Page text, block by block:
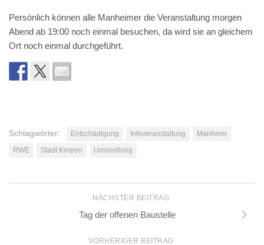
Persönlich können alle Manheimer die Veranstaltung morgen
Abend ab 19:00 noch einmal besuchen, da wird sie an gleichem
Ort noch einmal durchgeführt.
Schlagwörter: Entschädigung Infoveranstaltung
Manheim
RWE
Stadt Kerpen Umsiedlung
NÄCHSTER BEITRAG
Tag der offenen Baustelle
VORHERIGER BEITRAG